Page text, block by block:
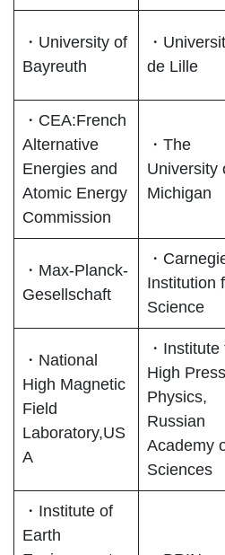
・University of
Bayreuth
・
de Lille
・CEA:French
Alternative
Energies and
Atomic Energy
Commission
・The
University
Michigan
・Max-Planck-
Gesellschaft
・
Institution
Science
・National
High Magnetic
Field
Laboratory,US
A
・Institute
High
Physics,
Russian
Academy
Sciences
・Institute of
Earth